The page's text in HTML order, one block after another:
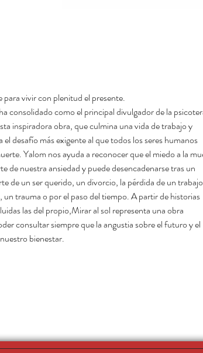
para vivir con plenitud el presente.
consolidado como el principal divulgador de la
inspiradora obra, que culmina una vida de trabajo y
desafío más exigente al que todos los seres humanos
Yalom nos ayuda a reconocer que el miedo a la
de nuestra ansiedad y puede desencadenarse tras un
de un ser querido, un divorcio, la pérdida de un
trauma o por el paso del tiempo. A partir de historias
las del propio,Mirar al sol representa una obra
consultar siempre que la angustia sobre el futuro y el
bienestar.